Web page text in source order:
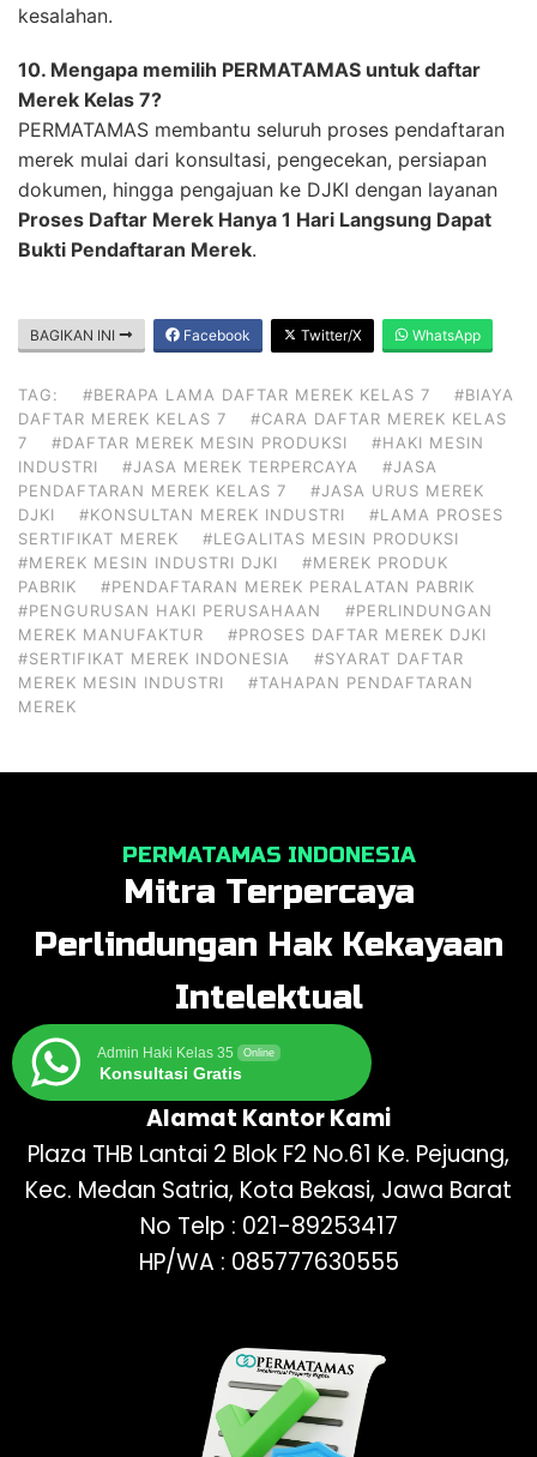
kesalahan.
10. Mengapa memilih PERMATAMAS untuk daftar
Merek Kelas 7?
PERMATAMAS membantu seluruh proses pendaftaran
merek mulai dari konsultasi, pengecekan, persiapan
dokumen, hingga pengajuan ke DJKI dengan layanan
Proses Daftar Merek Hanya 1 Hari Langsung Dapat
Bukti Pendaftaran Merek.
BAGIKAN INI Facebook Twitter/X WhatsApp
TAG: #BERAPA LAMA DAFTAR MEREK KELAS 7
#BIAYA
DAFTAR MEREK KELAS 7
#CARA DAFTAR MEREK KELAS
7
#DAFTAR MEREK MESIN PRODUKSI
#HAKI MESIN
INDUSTRI
#JASA MEREK TERPERCAYA
#JASA
PENDAFTARAN MEREK KELAS 7
#JASA URUS MEREK
DJKI
#KONSULTAN MEREK INDUSTRI
#LAMA PROSES
SERTIFIKAT MEREK
#LEGALITAS MESIN PRODUKSI
#MEREK MESIN INDUSTRI DJKI
#MEREK PRODUK
PABRIK
#PENDAFTARAN MEREK PERALATAN PABRIK
#PENGURUSAN HAKI PERUSAHAAN
#PERLINDUNGAN
MEREK MANUFAKTUR
#PROSES DAFTAR MEREK DJKI
#SERTIFIKAT MEREK INDONESIA
#SYARAT DAFTAR
MEREK MESIN INDUSTRI
#TAHAPAN PENDAFTARAN
MEREK
PERMATAMAS INDONESIA
Mitra Terpercaya
Perlindungan Hak Kekayaan
Intelektual
Admin Haki Kelas 35 Online
Konsultasi Gratis
Alamat Kantor Kami
Plaza THB Lantai 2 Blok F2 No.61 Ke. Pejuang,
Kec. Medan Satria, Kota Bekasi, Jawa Barat
No Telp : 021-89253417
HP/WA : 085777630555